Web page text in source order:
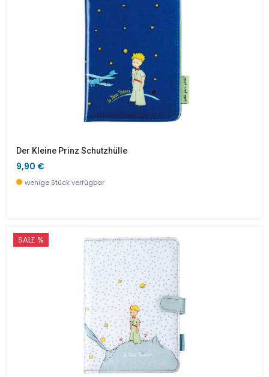
Der Kleine Prinz Schutzhülle
9,90 €
wenige Stück verfügbar
SALE %